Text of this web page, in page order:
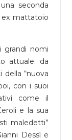
seconda
mattatoio
grandi nomi
attuale: da
della “nuova
con i suoi
come il
e la sua
maledetti”
Dessì e